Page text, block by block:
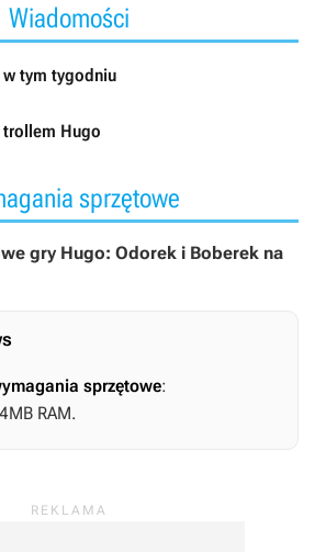
Wiadomości
w tym tygodniu
trollem Hugo
sprzętowe
gry Hugo: Odorek i Boberek na
sprzętowe:
RAM.